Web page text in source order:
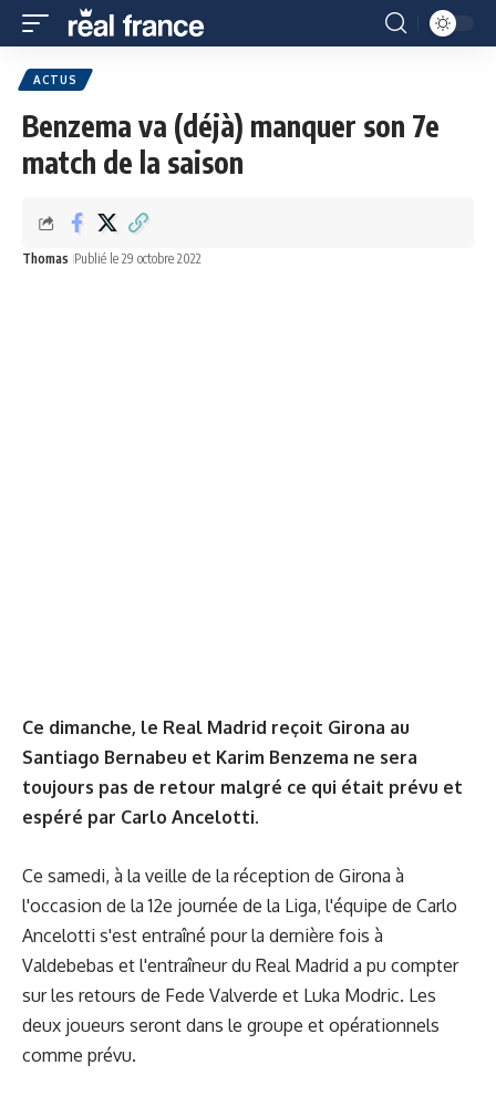
ACTUS
Benzema va (déjà) manquer son 7e
match de la saison
Thomas Publié le 29 octobre 2022
Ce dimanche, le Real Madrid reçoit Girona au
Santiago Bernabeu et Karim Benzema ne sera
toujours pas de retour malgré ce qui était prévu et
espéré par Carlo Ancelotti.
Ce samedi, à la veille de la réception de Girona à
l'occasion de la 12e journée de la Liga, l'équipe de Carlo
Ancelotti s'est entraîné pour la dernière fois à
Valdebebas et l'entraîneur du Real Madrid a pu compter
sur les retours de Fede Valverde et Luka Modric. Les
deux joueurs seront dans le groupe et opérationnels
comme prévu.